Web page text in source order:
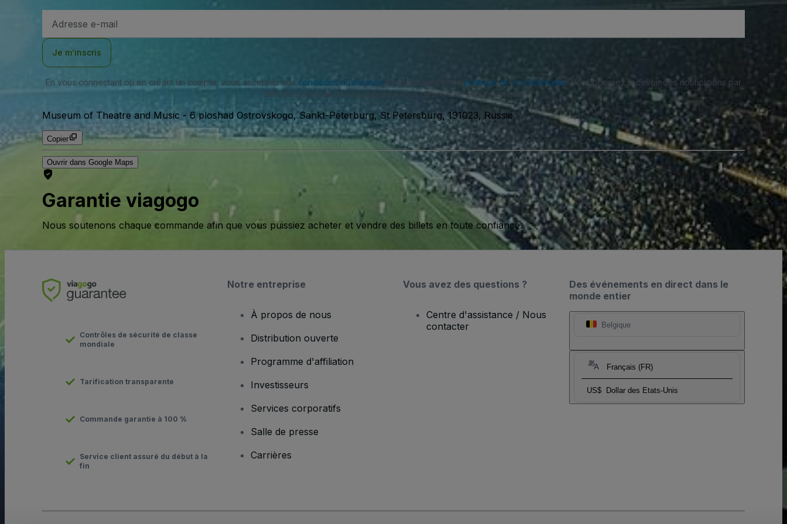
e-
Je m’inscris
En vous connectant ou en créant un compte, vous acceptez nos conditions d'utilisation et approuvez notre politique de confidentialité . Vous pourriez recevoir des notifications par
SMS de notre part et vous pouvez vous désinscrire à tout moment.
Museum of Theatre and Music - 6 ploshad Ostrovskogo, Sankt-Peterburg, St Petersburg, 191023, Russie
Copier
Ouvrir dans Google Maps
Garantie viagogo
Nous soutenons chaque commande afin que vous puissiez acheter et vendre des billets en toute confiance.
Des événements en direct dans le
monde entier
Belgique
Français (FR)
US$ Dollar des Etats-Unis
Contrôles de sécurité de classe
mondiale
Tarification transparente
Commande garantie à 100 %
Service client assuré du début à la
fin
Notre entreprise
À propos de nous
Distribution ouverte
Programme d'affiliation
Investisseurs
Services corporatifs
Salle de presse
Carrières
Vous avez des questions ?
Centre d'assistance / Nous
contacter